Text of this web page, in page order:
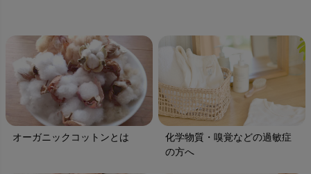
オーガニックコットンとは
化学物質・嗅覚などの過敏症
の方へ